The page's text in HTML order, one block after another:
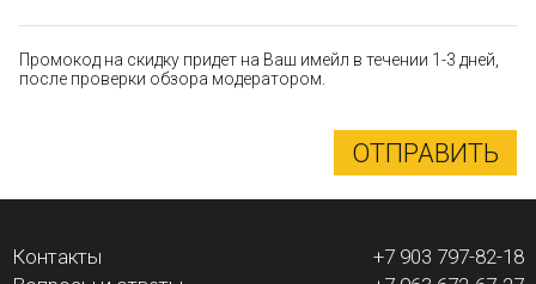
Промокод на скидку придет на Ваш имейл в течении 1-3 дней,
после проверки обзора модератором.
ОТПРАВИТЬ
Контакты
+7 903 797-82-18